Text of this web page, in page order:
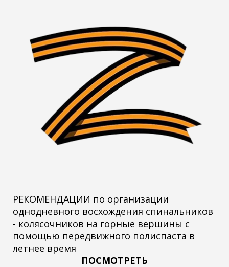
РЕКОМЕНДАЦИИ по организации
однодневного восхождения спинальников
- колясочников на горные вершины с
помощью передвижного полиспаста в
летнее время
ПОСМОТРЕТЬ